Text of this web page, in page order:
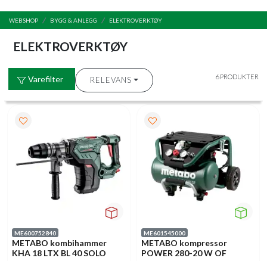
WEBSHOP BYGG & ANLEGG ELEKTROVERKTØY
ELEKTROVERKTØY
Varefilter RELEVANS 6 PRODUKTER
ME600752840
METABO kombihammer
KHA 18 LTX BL 40 SOLO
ME601545000
METABO kompressor
POWER 280-20 W OF